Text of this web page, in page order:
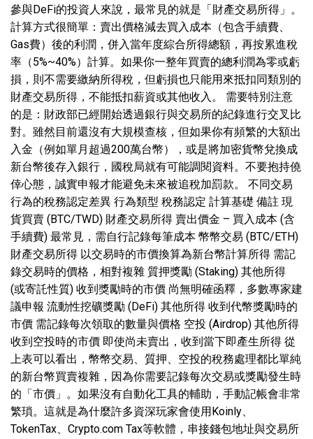
參與DeFi的投資人來說，最常見的就是「財產交易所得」。
計算方式很簡單：賣出價格減去買入成本（包含手續費、
Gas費）後的利潤，併入當年度綜合所得總額，再按累進稅
率（5%~40%）計算。如果你一整年買賣的總利潤為零或虧
損，則不需要繳納所得稅，但虧損也只能用來抵扣同類別的
財產交易所得，不能抵扣薪資或其他收入。 需要特別注意
的是：財政部已經開始透過銀行與交易所的紀錄進行交叉比
對。雖然目前還沒有大規模查核，但如果你有頻繁的大額出
入金（例如單月超過200萬台幣），或是將加密貨幣兌換成
新台幣後存入銀行，國稅局就有可能調閱資料。不要抱持僥
倖心態，誠實申報才能避免未來被追稅加罰款。 不同交易
行為的稅務認定差異 行為類型 稅務認定 計算基礎 備註 現
貨買賣 (BTC/TWD) 財產交易所得 賣出價金 – 買入成本 (含
手續費) 最常見，需自行記錄每筆成本 幣幣交易 (BTC/ETH)
財產交易所得 以交易時的市價換算為新台幣計算所得 需記
錄交易時的價格，相對複雜 質押獎勵 (Staking) 其他所得
(或寄託性質) 收到獎勵時的市價 尚無明確函釋，多數專家建
議申報 流動性挖礦獎勵 (DeFi) 其他所得 收到代幣獎勵時的
市價 需記錄每次領取的數量與價格 空投 (Airdrop) 其他所得
收到空投時的市價 即使尚未賣出，收到當下即產生所得 從
上表可以看出，幣幣交易、質押、空投的稅務處理都比單純
的新台幣買賣複雜，因為你需要記錄每次交易或獎勵發生時
的「市價」。如果沒有自動化工具的輔助，手動記帳會非常
繁瑣。這就是為什麼許多資深玩家會使用Koinly、
TokenTax、Crypto.com Tax等軟體，串接錢包地址與交易所